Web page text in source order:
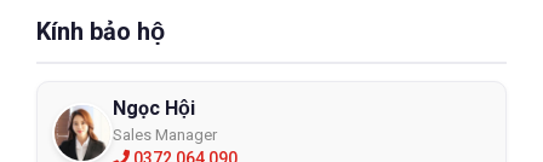
Kính bảo hộ
Ngọc Hội
Sales Manager